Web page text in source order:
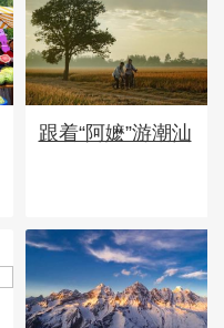
跟着“阿嬷”游潮汕